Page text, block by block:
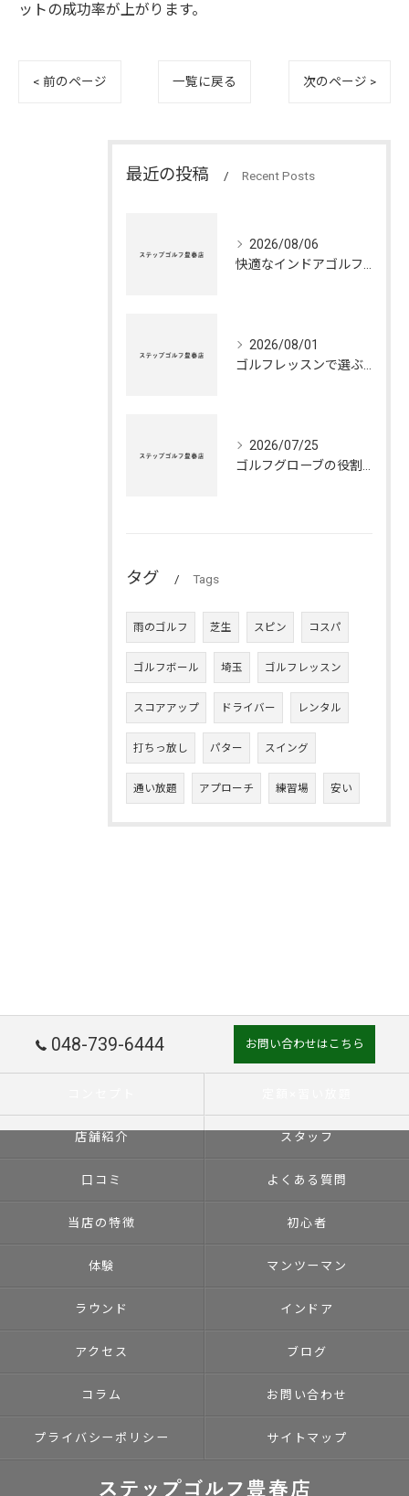
ットの成功率が上がります。
< 前のページ 一覧に戻る 次のページ >
最近の投稿 Recent Posts
2026/08/06
2026/08/01
2026/07/25
タグ Tags
雨のゴルフ 芝生 スピン コスパ
ゴルフボール 埼玉 ゴルフレッスン
スコアアップ ドライバー レンタル
打ちっ放し パター スイング
通い放題 アプローチ 練習場 安い
048-739-6444 お問い合わせはこちら
店舗紹介 スタッフ
口コミ よくある質問
当店の特徴 初心者
体験 マンツーマン
ラウンド インドア
アクセス ブログ
コラム お問い合わせ
プライバシーポリシー サイトマップ